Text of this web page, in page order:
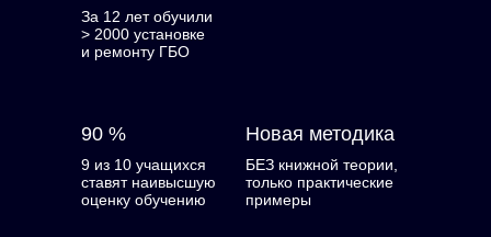
90 % Новая методика
За 12 лет обучили
> 2000 установке
и ремонту ГБО
9 из 10 учащихся
ставят наивысшую
оценку обучению
БЕЗ книжной теории,
только практические
примеры